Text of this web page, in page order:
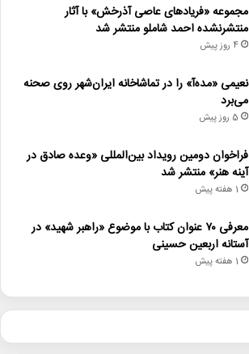
مجموعه «فریادهای عاصی آذرخش» با آثار
منتشرنشده احمد شاملو منتشر شد
4 روز پیش
نعیمی «مده‌آ» را در تماشاخانه ایران‌شهر روی صحنه
می‌برد
5 روز پیش
فراخوان دومین رویداد بین‌المللی «وعده صادق در
آینه هنر» منتشر شد
1 هفته پیش
معرفی ۷۰ عنوان کتاب با موضوع «راهبر شهید» در
آستانه اربعین حسینی
1 هفته پیش